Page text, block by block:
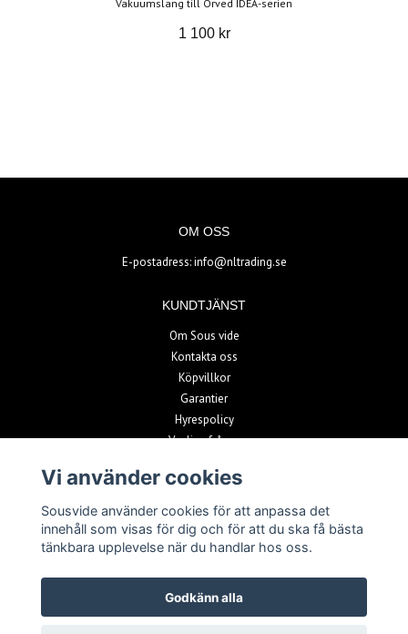
Vakuumslang till Orved IDEA-serien
1 100 kr
OM OSS
E-postadress:info@nltrading.se
KUNDTJÄNST
Om Sous vide
Kontakta oss
Köpvillkor
Garantier
Hyrespolicy
Vanliga frågor
Vi använder cookies
Sousvide använder cookies för att anpassa det
innehåll som visas för dig och för att du ska få bästa
tänkbara upplevelse när du handlar hos oss.
Godkänn alla